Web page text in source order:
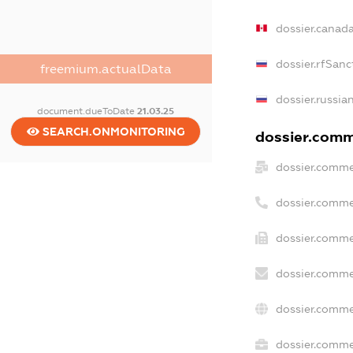
freemium.actualData
document.dueToDate21.03.25
SEARCH.ONMONITORING